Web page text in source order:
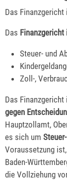
Das Finanzgericht
Das Finanzgericht
Steuer- und
Zoll-,
Das Finanzgericht
gegen
Hauptzollamt,
es sich um
Voraussetzung
Baden-
die Vollziehung